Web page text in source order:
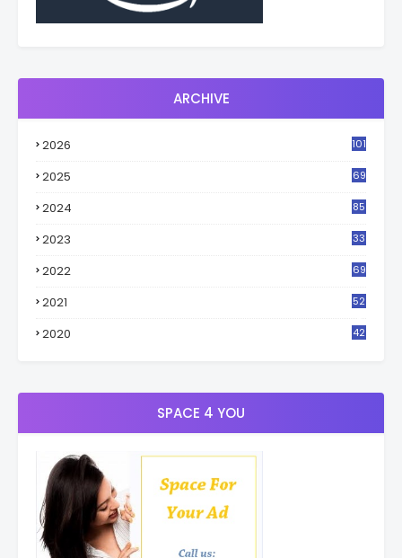
ARCHIVE
2026 101
2025 69
2024 85
2023
33
2022 69
2021
52
2020
42
SPACE 4 YOU